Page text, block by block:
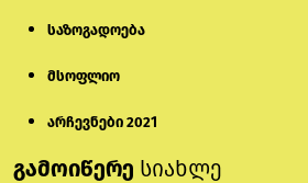
საზოგადოება
მსოფლიო
არჩევნები 2021
გამოიწერე სიახლე